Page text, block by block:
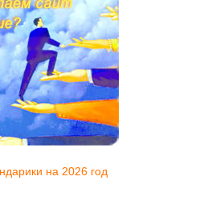
на 2026 год